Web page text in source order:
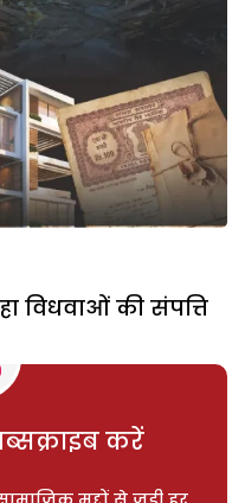
विधवाओं की संपत्ति
करें